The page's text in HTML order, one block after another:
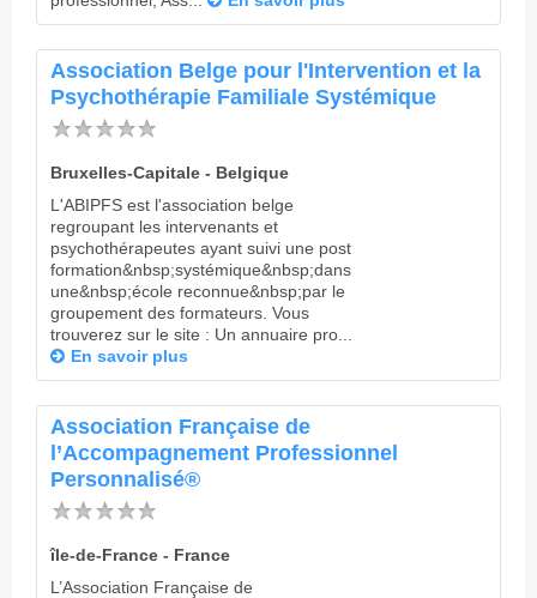
Association Belge pour l'Intervention et la
Psychothérapie Familiale Systémique
Bruxelles-Capitale - Belgique
L'ABIPFS est l'association belge
regroupant les intervenants et
psychothérapeutes ayant suivi une post
formation&nbsp;systémique&nbsp;dans
une&nbsp;école reconnue&nbsp;par le
groupement des formateurs. Vous
trouverez sur le site : Un annuaire pro...
En savoir plus
Association Française de
l’Accompagnement Professionnel
Personnalisé®
île-de-France - France
L’Association Française de